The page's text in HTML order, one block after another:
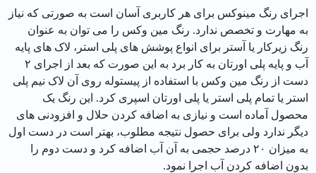
اجرای رنگ مینوکس برای هر کاربری آسان است به صورتی که نیاز
به مهارت و تخصص ندارد. رنگ مین وکس را می توان به عنوان
رنگ زیرکار یا آستر برای انواع پوشش های پلی استر، لاک های پایه
آب و پایه پلی اورتان به کار برد به این صورت که بعد از اجرای ۲
دست از رنگ مین وکس با استفاده از پیستوله روی آن لاک نیم پلی
استر یا تمام پلی استر یا پلی اورتان اسپری کرد. این رنگ یک
محصول آماده است و نیازی به اضافه کردن حلال و افزودنی های
دیگر ندارد ولی برای حصول نتیجه مطلوب، بهتر است در دست اول
به میزان ۲۰ درصد حجمی به آن آب اضافه کرد و دست دوم را
بدون اضافه کردن آب اجرا نمود.